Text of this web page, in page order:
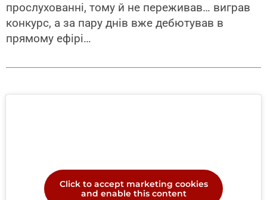
прослухованні, тому й не переживав… виграв
конкурс, а за пару днів вже дебютував в
прямому ефірі…
Click to accept marketing cookies
and enable this content